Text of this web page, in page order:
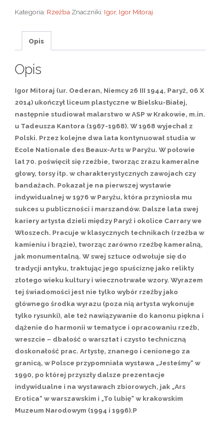
Kategoria: Rzeźba Znaczniki: Igor, Igor Mitoraj
Opis
Opis
Igor Mitoraj (ur. Oederan, Niemcy 26 III 1944, Paryż, 06 X
2014) ukończył liceum plastyczne w Bielsku-Białej,
następnie studiował malarstwo w ASP w Krakowie, m.in.
u Tadeusza Kantora (1967-1968). W 1968 wyjechał z
Polski. Przez kolejne dwa lata kontynuował studia w
Ecole Nationale des Beaux-Arts w Paryżu. W połowie
lat 70. poświęcił się rzeźbie, tworząc zrazu kameralne
głowy, torsy itp. w charakterystycznych zawojach czy
bandażach. Pokazał je na pierwszej wystawie
indywidualnej w 1976 w Paryżu, która przyniosła mu
sukces u publiczności i marszandów. Dalsze lata swej
kariery artysta dzieli między Paryż i okolice Carrary we
Włoszech. Pracuje w klasycznych technikach (rzeźba w
kamieniu i brązie), tworząc zarówno rzeźbę kameralną,
jak monumentalną. W swej sztuce odwołuje się do
tradycji antyku, traktując jego spuściznę jako relikty
złotego wieku kultury i wiecznotrwałe wzory. Wyrazem
tej świadomości jest nie tylko wybór rzeźby jako
głównego środka wyrazu (poza nią artysta wykonuje
tylko rysunki), ale też nawiązywanie do kanonu piękna i
dążenie do harmonii w tematyce i opracowaniu rzeźb,
wreszcie – dbałość o warsztat i czysto techniczną
doskonałość prac. Artystę, znanego i cenionego za
granicą, w Polsce przypomniała wystawa „Jesteśmy“ w
1990, po której przyszły dalsze prezentacje
indywidualne i na wystawach zbiorowych, jak „Ars
Erotica“ w warszawskim i „To lubię“ w krakowskim
Muzeum Narodowym (1994 i 1996).P